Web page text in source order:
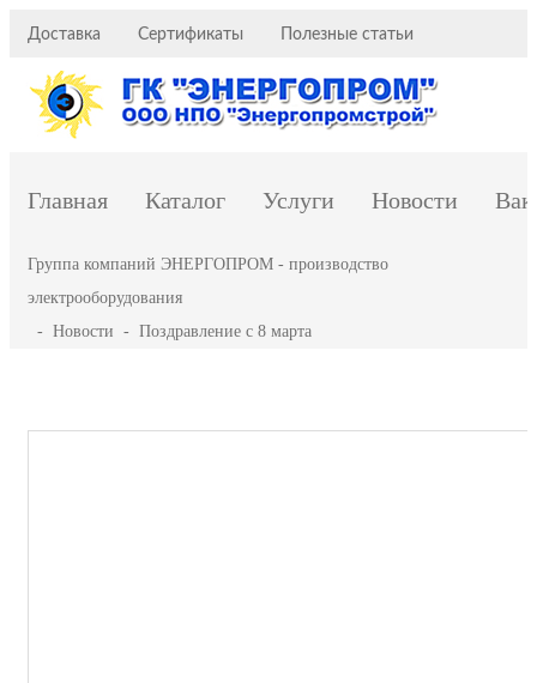
Доставка Сертификаты Полезные статьи
Главная Каталог Услуги Новости
Группа компаний ЭНЕРГОПРОМ - производство
электрооборудования
- Новости - Поздравление с 8 марта